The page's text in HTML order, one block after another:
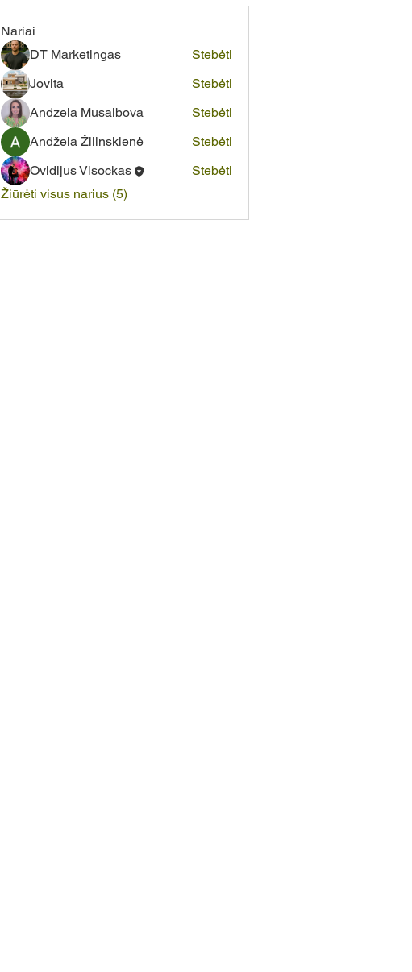
Nariai
DT Marketingas
Stebėti
Jovita
Stebėti
Andzela Musaibova
Stebėti
Andžela Žilinskienė
Stebėti
Ovidijus Visockas
Stebėti
Žiūrėti visus narius (5)